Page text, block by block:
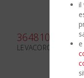
364810
LEVACORONE
il